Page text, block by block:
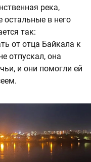
река,
остальные в него
так:
от отца Байкала к
отпускал, она
и они помогли ей